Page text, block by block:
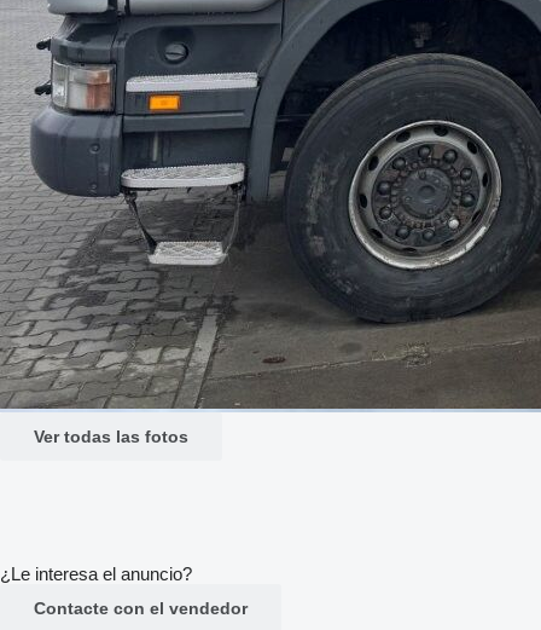
Ver todas las fotos
¿Le interesa el anuncio?
Contacte con el vendedor